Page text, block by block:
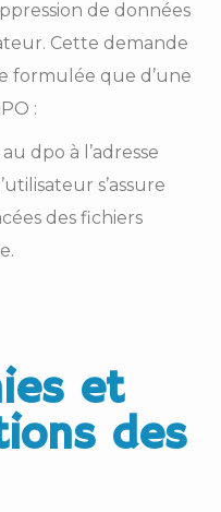
de données
Cette demande
formulée que d’une
:
dpo à l’adresse
s’assure
des fichiers
et
des